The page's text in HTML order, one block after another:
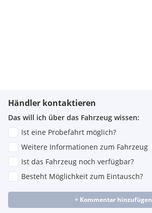
Händler kontaktieren
Das will ich über das Fahrzeug wissen:
Ist eine Probefahrt möglich?
Weitere Informationen zum Fahrzeug
Ist das Fahrzeug noch verfügbar?
Besteht Möglichkeit zum Eintausch?
+ Kommentar hinzufügen